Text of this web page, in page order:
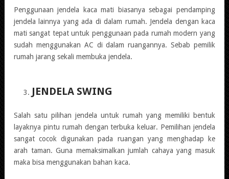
Penggunaan jendela kaca mati biasanya sebagai pendamping
jendela lainnya yang ada di dalam rumah. Jendela dengan kaca
mati sangat tepat untuk penggunaan pada rumah modern yang
sudah menggunakan AC di dalam ruangannya. Sebab pemilik
rumah jarang sekali membuka jendela.
JENDELA SWING
Salah satu pilihan jendela untuk rumah yang memiliki bentuk
layaknya pintu rumah dengan terbuka keluar. Pemilihan jendela
sangat cocok digunakan pada ruangan yang menghadap ke
arah taman. Guna memaksimalkan jumlah cahaya yang masuk
maka bisa menggunakan bahan kaca.